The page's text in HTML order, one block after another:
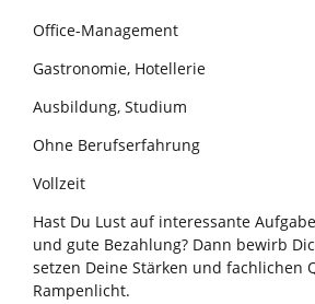
Office-Management
Gastronomie, Hotellerie
Ausbildung, Studium
Ohne Berufserfahrung
Vollzeit
Hast Du Lust auf interessante
und gute Bezahlung? Dann bewirb
setzen Deine Stärken und fachlichen
Rampenlicht.